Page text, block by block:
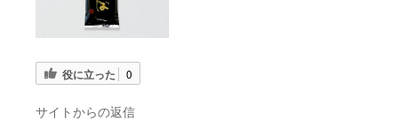
役に立った 0
サイトからの返信